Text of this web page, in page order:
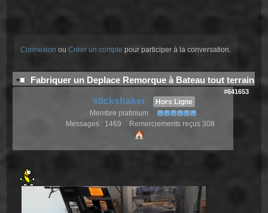
Connexion ouCréer un compte pour participer à la conversation.
Fabriquer un Deplace Remorque à Bateau tout terrain
#641653
stickshaker
Hors Ligne
Membre platinium
Messages : 1469
Remerciements reçus 308